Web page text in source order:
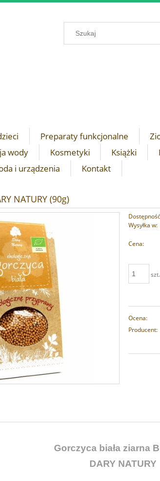
Preparaty funkcjonalne
wody Kosmetyki Książki
i urządzenia
Kontakt
NATURY (90g)
Wysyłka w:
Cena:
szt.
Ocena:
Producent:
Gorczyca biała ziarna
DARY NATURY